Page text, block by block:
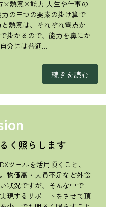
×熱意×能力 人生や仕事の
の三つの要素の掛け算で
熱意は、それぞれ零点か
掛かるので、能力を鼻にか
分には普通...
続きを読む
く照らします
ツールを活用頂くこと、
物価高・人員不足など外食
状況ですが、そんな中で
現するサポートをさせて頂